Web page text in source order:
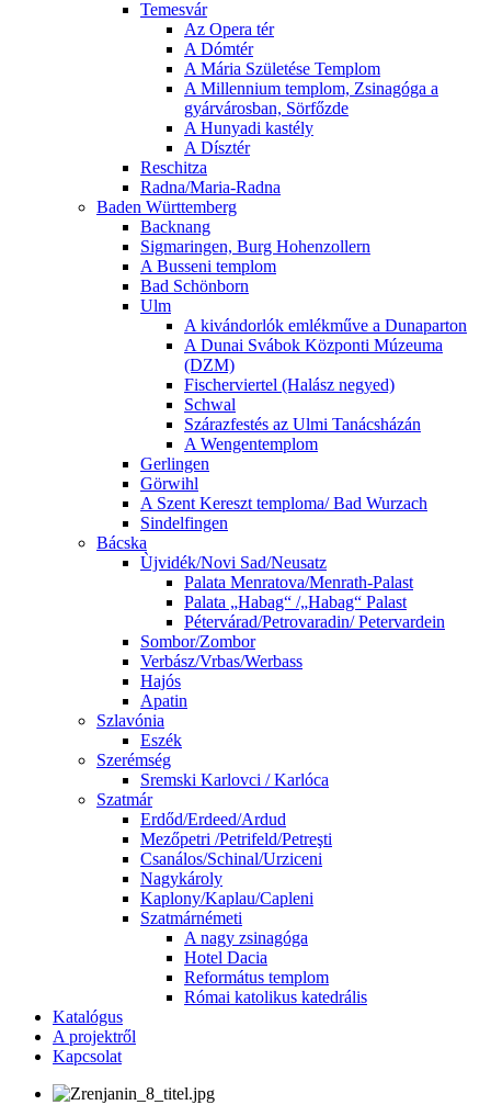
Temesvár
Az Opera tér
A Dómtér
A Mária Születése Templom
A Millennium templom, Zsinagóga a
gyárvárosban, Sörfőzde
A Hunyadi kastély
A Dísztér
Reschitza
Radna/Maria-Radna
Baden Württemberg
Backnang
Sigmaringen, Burg Hohenzollern
A Busseni templom
Bad Schönborn
Ulm
A kivándorlók emlékműve a Dunaparton
A Dunai Svábok Központi Múzeuma
(DZM)
Fischerviertel (Halász negyed)
Schwal
Szárazfestés az Ulmi Tanácsházán
A Wengentemplom
Gerlingen
Görwihl
A Szent Kereszt temploma/ Bad Wurzach
Sindelfingen
Bácska
Ùjvidék/Novi Sad/Neusatz
Palata Menratova/Menrath-Palast
Palata „Habag“ /„Habag“ Palast
Pétervárad/Petrovaradin/ Petervardein
Sombor/Zombor
Verbász/Vrbas/Werbass
Hajós
Apatin
Szlavónia
Eszék
Szerémség
Sremski Karlovci / Karlóca
Szatmár
Erdőd/Erdeed/Ardud
Mezőpetri /Petrifeld/Petreşti
Csanálos/Schinal/Urziceni
Nagykároly
Kaplony/Kaplau/Capleni
Szatmárnémeti
A nagy zsinagóga
Hotel Dacia
Református templom
Római katolikus katedrális
Katalógus
A projektről
Kapcsolat